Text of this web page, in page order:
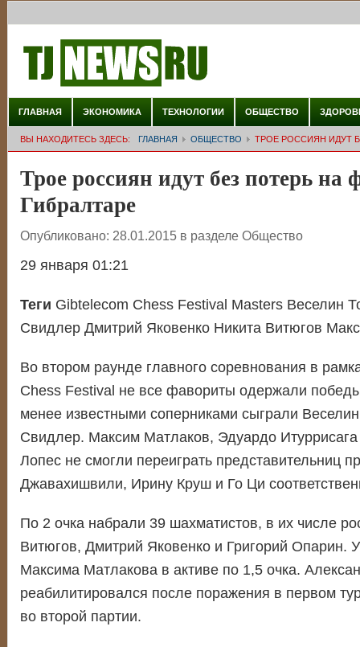
ГЛАВНАЯ ЭКОНОМИКА ТЕХНОЛОГИИ ОБЩЕСТВО
ВЫ НАХОДИТЕСЬ ЗДЕСЬ: ГЛАВНАЯ ОБЩЕСТВО ТРОЕ РОССИЯН ИДУТ
Трое россиян идут без потерь на
Гибралтаре
Опубликовано: 28.01.2015 в разделе Общество
29 января 01:21
Теги Gibtelecom Chess Festival Masters Веселин
Свидлер Дмитрий Яковенко Никита Витюгов
Во втором раунде главного соревнования в
Chess Festival не все фавориты одержали
менее известными соперниками сыграли
Свидлер. Максим Матлаков, Эдуардо
Лопес не смогли переиграть представительниц
Джавахишвили, Ирину Круш и Го Ци
По 2 очка набрали 39 шахматистов, в их числе
Витюгов, Дмитрий Яковенко и Григорий Опарин.
Максима Матлакова в активе по 1,5 очка.
реабилитировался после поражения в первом
во второй партии.